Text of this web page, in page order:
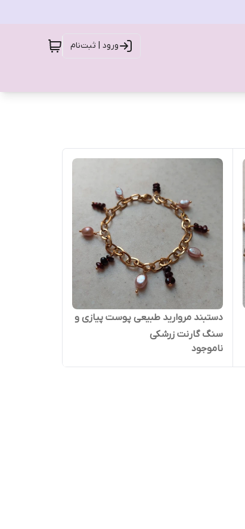
ورود | ثبت‌نام
دستبند مروارید طبیعی پوست پیازی و
سنگ گارنت زرشکی
ناموجود